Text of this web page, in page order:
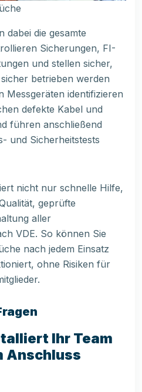
dabei die gesamte
Sicherungen, FI-
und stellen sicher,
betrieben werden
Messgeräten identifizieren
defekte Kabel und
führen anschließend
und Sicherheitstests
nicht nur schnelle Hilfe,
geprüfte
aller
VDE. So können Sie
nach jedem Einsatz
ohne Risiken für
Ihr Team
Anschluss